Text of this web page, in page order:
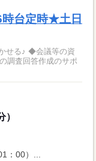
時台定時★土日
等の資
調査回答作成のサポ
：00）...